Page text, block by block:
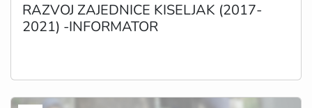
RAZVOJ ZAJEDNICE KISELJAK (2017-
2021) -INFORMATOR